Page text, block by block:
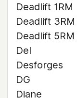
Deadlift 1RM
Deadlift 3RM
Deadlift 5RM
Del
Desforges
DG
Diane